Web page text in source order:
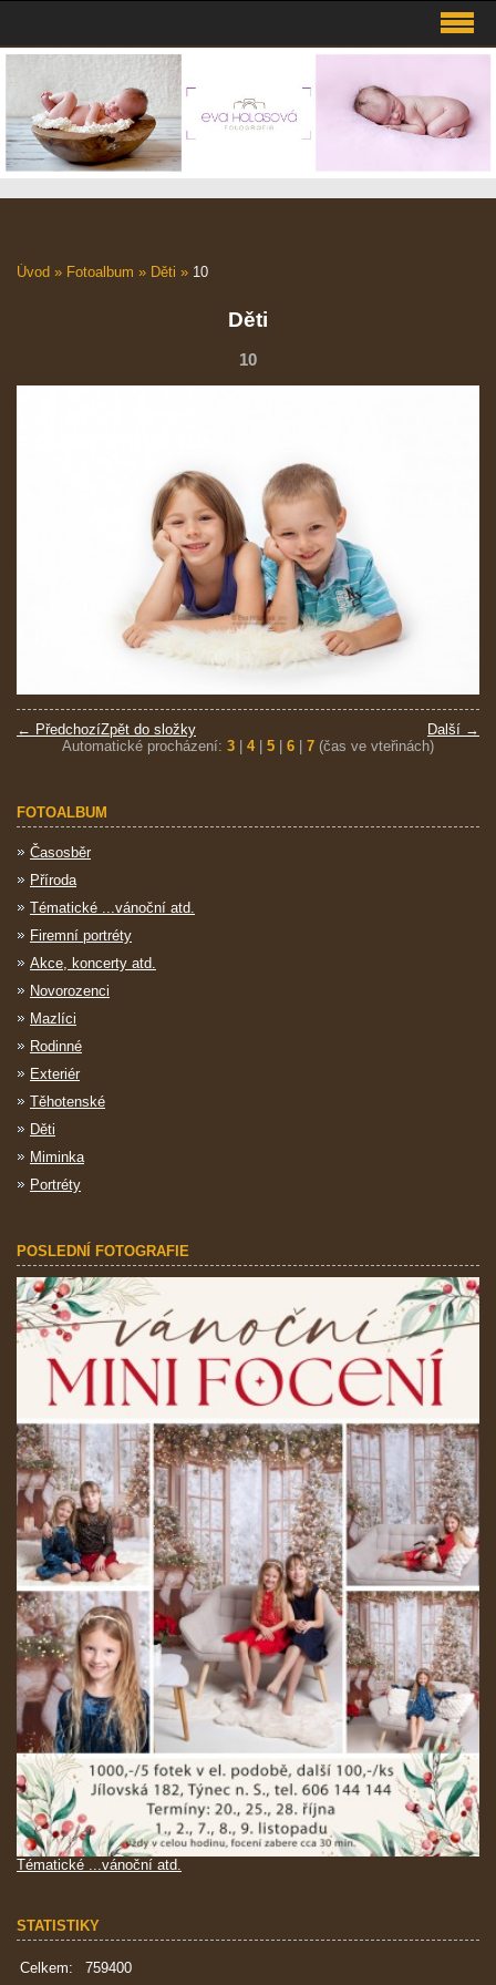
Úvod » Fotoalbum » Děti » 10
Děti
10
← Předchozí Další →
Zpět do složky
Automatické procházení: 3 4| 5 6 7 (čas ve vteřinách)
FOTOALBUM
Časosběr
Příroda
Tématické ...vánoční atd.
Firemní portréty
Akce, koncerty atd.
Novorozenci
Mazlíci
Rodinné
Exteriér
Těhotenské
Děti
Miminka
Portréty
POSLEDNÍ FOTOGRAFIE
Tématické ...vánoční atd.
STATISTIKY
Celkem: 759400